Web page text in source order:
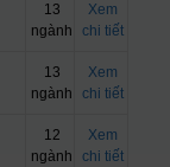
13
ngành
Xem
chi tiết
13
ngành
Xem
chi tiết
12
ngành
Xem
chi tiết